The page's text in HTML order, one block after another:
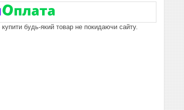
будь-який товар не покидаючи сайту.